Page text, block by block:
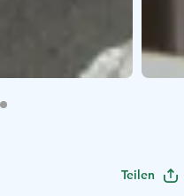
Teilen